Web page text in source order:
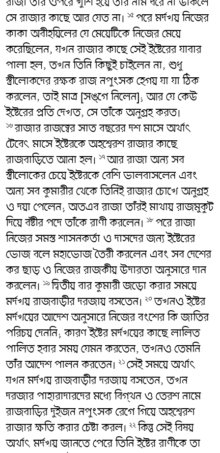
সে রাজার কাছে আর যেত না। ১৫ পরে মর্দখয় নিজের
কাকা অবীহয়িলের যে মেয়েটিকে নিজের মেয়ে
করেছিলেন, যখন রাজার কাছে সেই ইষ্টেরের যাবার
পালা হল, তখন তিনি কিছুই চাইলেন না, শুধু
স্ত্রীলোকদের রক্ষক রাজ নপুংসক হেগয় যা যা ঠিক
করলেন, তাই মাত্র [সঙ্গে নিলেন]; আর যে কেউ
ইষ্টেরের প্রতি দেখত, সে তাঁকে অনুগ্রহ করত।
১৬রাজার রাজত্বের সাত বছরের দশ মাসে অর্থাৎ
টেবেৎ মাসে ইষ্টেরকে অহশ্বেরশ রাজার কাছে
রাজবাড়িতে আনা হল। ১৭আর রাজা অন্য সব
স্ত্রীলোকের চেয়ে ইষ্টেরকে বেশি ভালবাসলেন এবং
অন্য সব কুমারীর থেকে তিনিই রাজার চোখে অনুগ্রহ
ও দয়া পেলেন; অতএব রাজা তাঁরই মাথায় রাজমুকুট
দিয়ে বষ্টীর পদে তাঁকে রাণী করলেন। ১৮ পরে রাজা
নিজের সমস্ত শাসনকর্তা ও দাসদের জন্য ইষ্টেরের
ভোজ বলে মহাভোজ তৈরী করলেন এবং সব দেশের
কর ছাড় ও নিজের রাজকীয় উদারতা অনুসারে দান
করলেন। ১৯দ্বিতীয় বার কুমারী জড়ো করার সময়ে
মর্দখয় রাজবাড়ীর দরজায় বসতেন। ২০তখনও ইষ্টের
মর্দখয়ের আদেশ অনুসারে নিজের বংশের কি জাতির
পরিচয় দেননি; কারণ ইষ্টের মর্দখয়ের কাছে লালিত
পালিত হবার সময় যেমন করতেন, তখনও তেমনি
তাঁর আদেশ পালন করতেন। ২১ সেই সময়ে অর্থাৎ
যখন মর্দখয় রাজবাড়ীর দরজায় বসতেন, তখন
দরজার পাহারাদারদের মধ্যে বিগ্‌থন ও তেরশ নামে
রাজবাড়ির দুইজন নপুংসক রেগে গিয়ে অহশ্বেরশ
রাজার ক্ষতি করার চেষ্টা করল। ২২কিন্তু সেই বিষয়
অর্থাৎ মর্দখয় জানতে পেরে তিনি ইষ্টের রাণীকে তা